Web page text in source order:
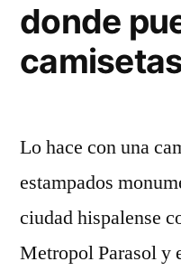
donde
Lo hace con una
estampados
ciudad hispalense
Metropol Parasol y